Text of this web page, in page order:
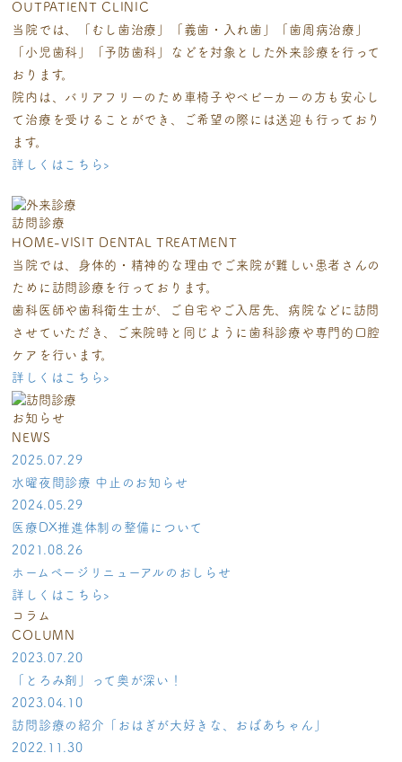
OUTPATIENT CLINIC
当院では、「むし歯治療」「義歯・入れ歯」「歯周病治療」
「小児歯科」
「予防歯科」などを対象とした外来診療を行って
おります。
院内は、バリアフリーのため車椅子やベビーカーの方も安心し
て治療を受ける ことができ、ご希望の際には送迎も行っており
ます。
詳しくはこちら ›
訪問診療
HOME-VISIT DENTAL TREATMENT
当院では、身体的・精神的な理由でご来院が難しい患者さんの
ために訪問診療 を行っております。
歯科医師や歯科衛生士が、ご自宅やご入居先、病院などに訪問
させていただき、
ご来院時と同じように歯科診療や専門的口腔
ケアを行います。
詳しくはこちら ›
お知らせ
NEWS
2025.07.29
水曜夜間診療 中止のお知らせ
2024.05.29
医療DX推進体制の整備について
2021.08.26
ホームページリニューアルのおしらせ
詳しくはこちら ›
コラム
COLUMN
2023.07.20
「とろみ剤」って奥が深い！
2023.04.10
訪問診療の紹介「おはぎが大好きな、おばあちゃん」
2022.11.30